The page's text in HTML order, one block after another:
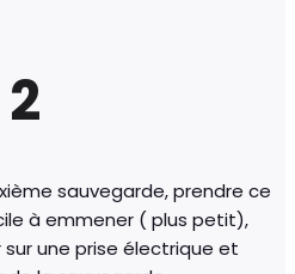
sauvegarde, prendre ce
à emmener ( plus petit),
une prise électrique et